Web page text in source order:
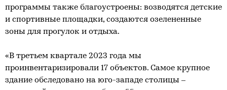
программы также благоустроены: возводятся детские
и спортивные площадки, создаются озелененные
зоны для прогулок и отдыха.
«В третьем квартале 2023 года мы
проинвентаризировали 17 объектов. Самое крупное
здание обследовано на юго-западе столицы –